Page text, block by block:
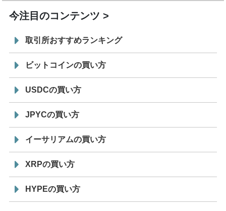
今注目のコンテンツ
取引所おすすめランキング
ビットコインの買い方
USDCの買い方
JPYCの買い方
イーサリアムの買い方
XRPの買い方
HYPEの買い方